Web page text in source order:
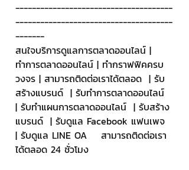
--------------------------------------
--------------------------------------
-------
สนใจบริการดูแลการตลาดออนไลน์ |
ทำการตลาดออนไลน์ | ทำกราฟฟิคครบ
วงจร | สามารถติดต่อเราได้ตลอด  | รับ
สร้างแบรนด์  | รับทำการตลาดออนไลน์
| รับทำแผนการตลาดออนไลน์  | รับสร้าง
แบรนด์  | รับดูแล Facebook แฟนเพจ
| รับดูแล LINE OA    สามารถติดต่อเรา
ได้ตลอด 24 ชั่วโมง